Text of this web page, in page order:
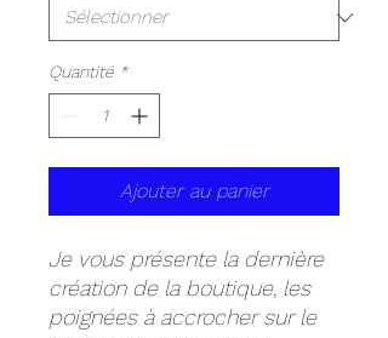
Quantité *
Ajouter au panier
Je vous présente la dernière
création de la boutique, les
poignées à accrocher sur le